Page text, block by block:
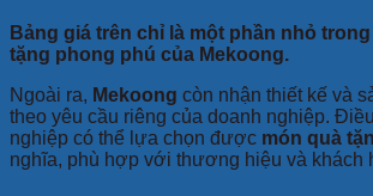
Bảng giá trên chỉ là một phần nhỏ
tặng phong phú của Mekoong.
Ngoài ra, Mekoong còn nhận thiết kế và
theo yêu cầu riêng của doanh nghiệp.
nghiệp có thể lựa chọn được món quà
nghĩa, phù hợp với thương hiệu và khách